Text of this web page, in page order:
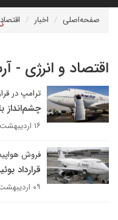
صفحه‌اصلی اخبار
اقتصاد و انرژی -
ترامپ در
چشم‌انداز
۱۶ اردیبهشت ۱۳۹۶
فروش
قرارداد
۰۹ اردیبهشت ۱۳۹۶